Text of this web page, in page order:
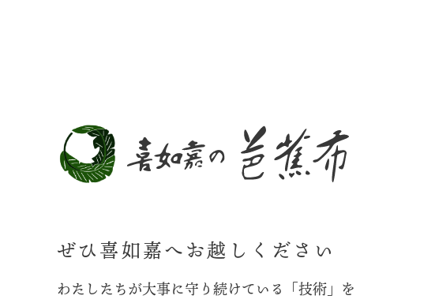
ぜひ喜如嘉へお越しください
わたしたちが大事に守り続けている「技術」を